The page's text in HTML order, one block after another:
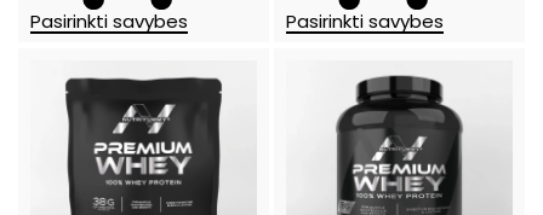
Pasirinkti savybes Pasirinkti savybes